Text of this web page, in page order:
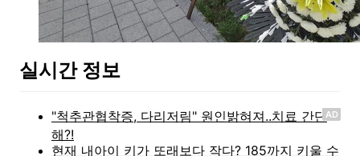
실시간 정보
AD